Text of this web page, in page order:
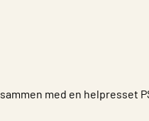
med en helpresset